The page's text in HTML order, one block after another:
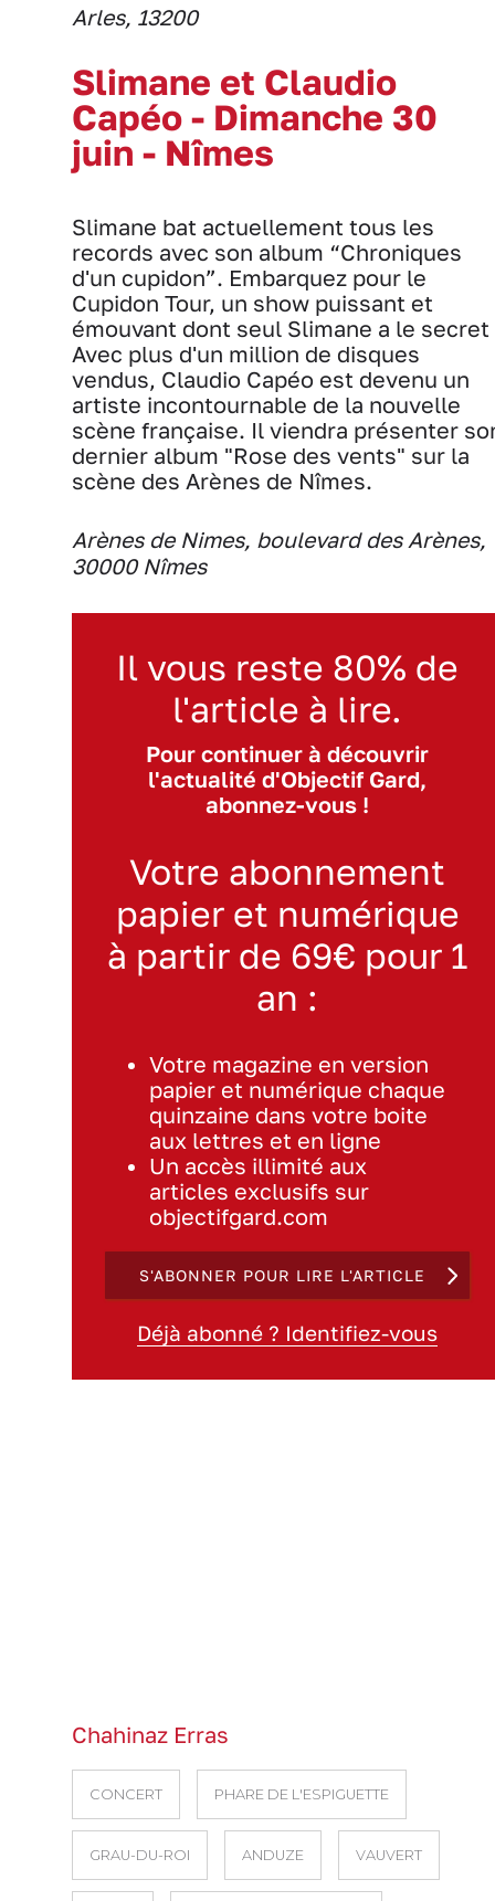
Arles, 13200
Slimane et Claudio
Capéo - Dimanche 30
juin - Nîmes
Slimane bat actuellement tous les
records avec son album “Chroniques
d'un cupidon”. Embarquez pour le
Cupidon Tour, un show puissant et
émouvant dont seul Slimane a le secret
Avec plus d'un million de disques
vendus, Claudio Capéo est devenu un
artiste incontournable de la nouvelle
scène française. Il viendra présenter
dernier album "Rose des vents" sur la
scène des Arènes de Nîmes.
Arènes de Nimes, boulevard des Arènes,
30000 Nîmes
Il vous reste 80% de
l'article à lire.
Pour continuer à découvrir
l'actualité d'Objectif Gard,
abonnez-vous !
Votre abonnement
papier et numérique
à partir de 69€ pour 1
an :
Votre magazine en version
papier et numérique chaque
quinzaine dans votre boite
aux lettres et en ligne
Un accès illimité aux
articles exclusifs sur
objectifgard.com
S'ABONNER POUR LIRE L'ARTICLE
Déjà abonné ? Identifiez-vous
Chahinaz Erras
CONCERT PHARE DE L'ESPIGUETTE
GRAU-DU-ROI ANDUZE VAUVERT